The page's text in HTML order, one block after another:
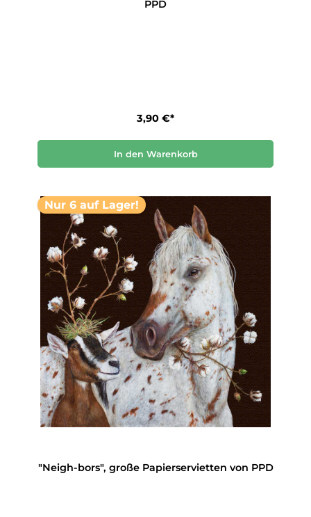
PPD
3,90 €*
In den Warenkorb
Nur 6 auf Lager!
"Neigh-bors", große Papierservietten von PPD